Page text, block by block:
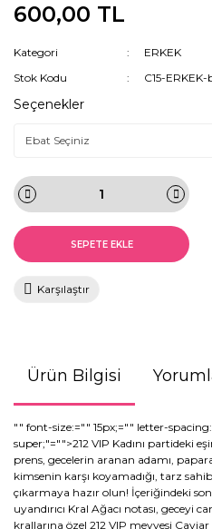
600,00 TL
Kategori
ERKEK
Stok Kodu
C15-ERKEK-
Seçenekler
SEPETE EKLE
Karşılaştır
Ürün Bilgisi
"" font-size:="" 15px;="" letter-
super;"="">212 VIP Kadını partideki
prens, gecelerin aranan adamı,
kimsenin karşı koyamadığı, tarz
çıkarmaya hazır olun! İçeriğindeki
uyandırıcı Kral Ağacı notası, geceyi
krallarına özel 212 VIP meyvesi